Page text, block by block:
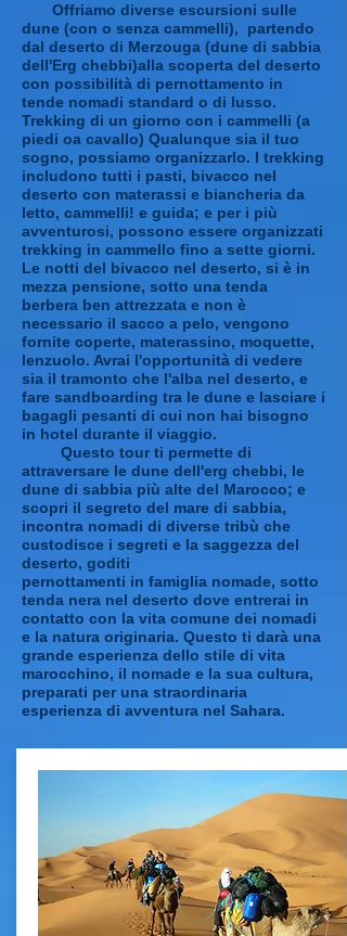
Offriamo diverse escursioni sulle
dune (con o senza cammelli),
partendo
dal deserto di Merzouga (dune di sabbia
dell'Erg chebbi)alla scoperta del deserto
con possibilità di pernottamento in
tende nomadi standard o di lusso.
Trekking di un giorno con i cammelli (a
piedi oa cavallo) Qualunque sia il tuo
sogno, possiamo organizzarlo. I trekking
includono tutti i pasti, bivacco nel
deserto con materassi e biancheria da
letto, cammelli! e guida; e per i più
avventurosi, possono essere organizzati
trekking in cammello fino a sette giorni.
Le notti del bivacco nel deserto, si è in
mezza pensione, sotto una tenda
berbera ben attrezzata e non è
necessario il sacco a pelo, vengono
fornite coperte, materassino, moquette,
lenzuolo. Avrai l'opportunità di vedere
sia il tramonto che l'alba nel deserto, e
fare sandboarding tra le dune e lasciare i
bagagli pesanti di cui non hai bisogno
in hotel durante il viaggio.
Questo tour ti permette di
attraversare le dune dell'erg chebbi, le
dune di sabbia più alte del Marocco; e
scopri il segreto del mare di sabbia,
incontra nomadi di diverse tribù che
custodisce i segreti e la saggezza del
deserto, goditi
pernottamenti in famiglia nomade, sotto
tenda nera nel deserto dove entrerai in
contatto con la vita comune dei nomadi
e la natura originaria. Questo ti darà una
grande esperienza dello stile di vita
marocchino, il nomade e la sua cultura,
preparati per una straordinaria
esperienza di avventura nel Sahara.